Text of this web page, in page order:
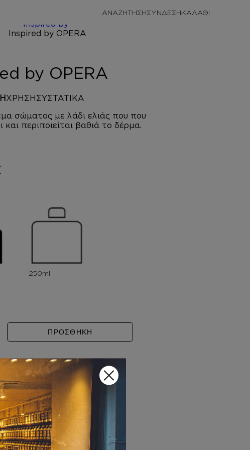
ΑΝΑΖΗΤΗΣΗΣΥΝΔΕΣΗ
Inspired by
by OPERA
ΧΡΗΣΗ ΣΥΣΤΑΤΙΚΑ
σώματος με λάδι ελιάς που που
και περιποιείται βαθιά το δέρμα.
OPERA ποσότητα
ΠΡΟΣΘΗΚΗ